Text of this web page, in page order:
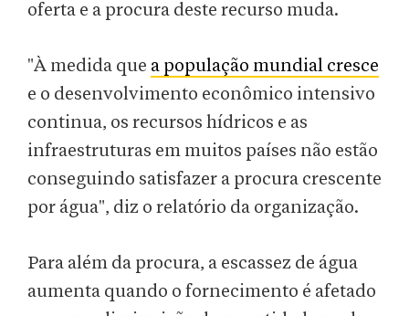
oferta e a procura deste recurso muda.
"À medida que a população mundial cresce
e o desenvolvimento econômico intensivo
continua, os recursos hídricos e as
infraestruturas em muitos países não estão
conseguindo satisfazer a procura crescente
por água", diz o relatório da organização.
Para além da procura, a escassez de água
aumenta quando o fornecimento é afetado